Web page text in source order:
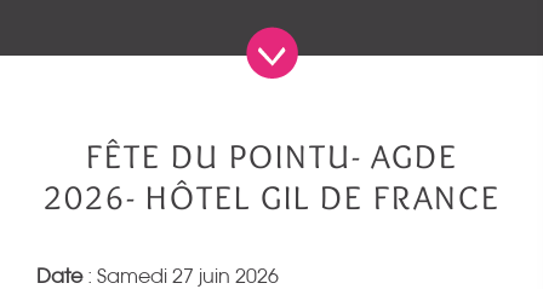
FÊTE DU POINTU- AGDE
2026- HÔTEL GIL DE FRANCE
Date: Samedi 27 juin 2026